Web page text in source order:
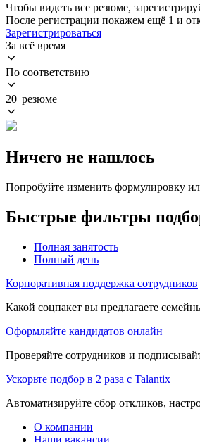
Чтобы видеть все резюме,
После регистрации покажем ещё 1 и
Зарегистрироваться
За всё время
По соответствию
20 резюме
Ничего не нашлось
Попробуйте изменить формулировку
Быстрые фильтры
Полная занятость
Полный день
Корпоративная поддержка сотрудников
Какой соцпакет вы предлагаете
Оформляйте кандидатов онлайн
Проверяйте сотрудников и
Ускорьте подбор в 2 раза с Talantix
Автоматизируйте сбор откликов,
О компании
Наши вакансии